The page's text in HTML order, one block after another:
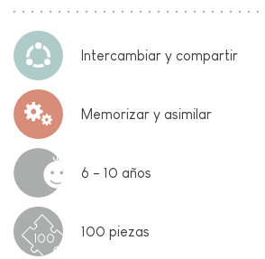
Intercambiar y compartir
Memorizar y asimilar
6 - 10 años
100 100 piezas